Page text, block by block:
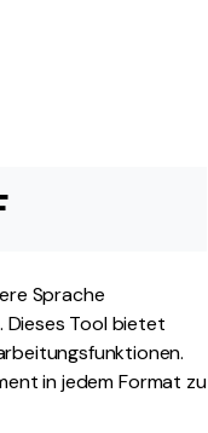
Sprache
Dieses Tool bietet
in jedem Format zu